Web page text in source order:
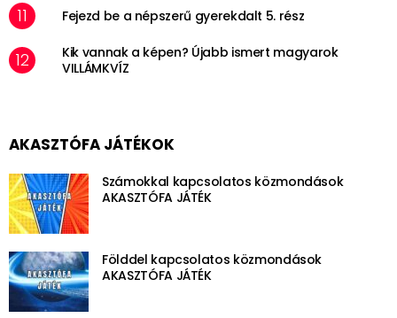
Fejezd be a népszerű gyerekdalt 5. rész
Kik vannak a képen? Újabb ismert magyarok
VILLÁMKVÍZ
AKASZTÓFA JÁTÉKOK
Számokkal kapcsolatos közmondások
AKASZTÓFA JÁTÉK
Földdel kapcsolatos közmondások
AKASZTÓFA JÁTÉK